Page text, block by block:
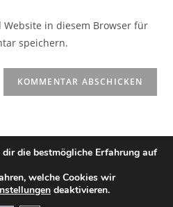
Website in diesem Browser für
speichern.
die bestmögliche Erfahrung auf
welche Cookies wir
deaktivieren.